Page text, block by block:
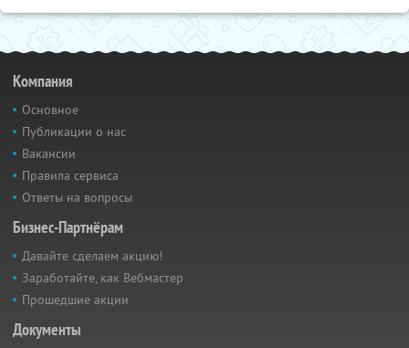
Компания
Основное
Публикации о нас
Вакансии
Правила сервиса
Ответы на вопросы
Бизнес-Партнёрам
Давайте сделаем акцию!
Заработайте, как Вебмастер
Прошедшие акции
Документы